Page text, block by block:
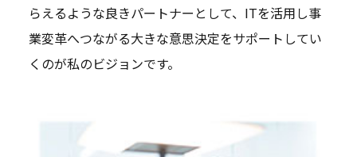
らえるような良きパートナーとして、ITを活用し事
業変革へつながる大きな意思決定をサポートしてい
くのが私のビジョンです。